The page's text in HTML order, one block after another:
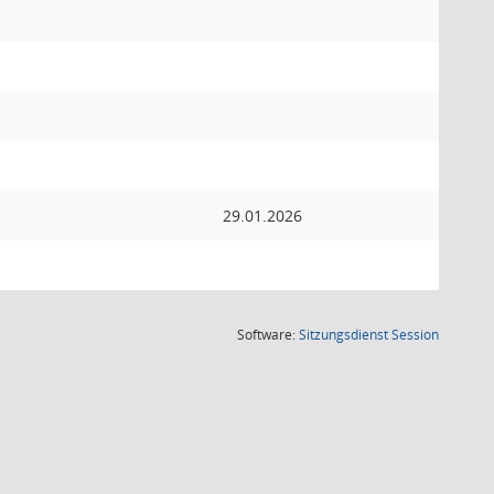
29.01.2026
Software:SitzungsdienstSession(Wird in